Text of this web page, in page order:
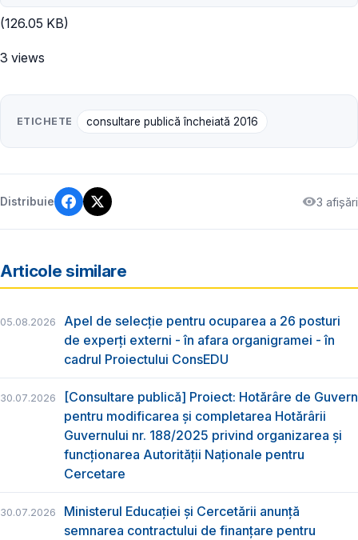
(126.05 KB)
3 views
ETICHETE consultare publică încheiată 2016
Distribuie 3 afișări
Articole similare
05.08.2026
Apel de selecție pentru ocuparea a 26 posturi
de experți externi - în afara organigramei - în
cadrul Proiectului ConsEDU
30.07.2026
[Consultare publică] Proiect: Hotărâre de Guvern
pentru modificarea și completarea Hotărârii
Guvernului nr. 188/2025 privind organizarea şi
funcţionarea Autorităţii Naţionale pentru
Cercetare
30.07.2026
Ministerul Educației și Cercetării anunță
semnarea contractului de finanțare pentru